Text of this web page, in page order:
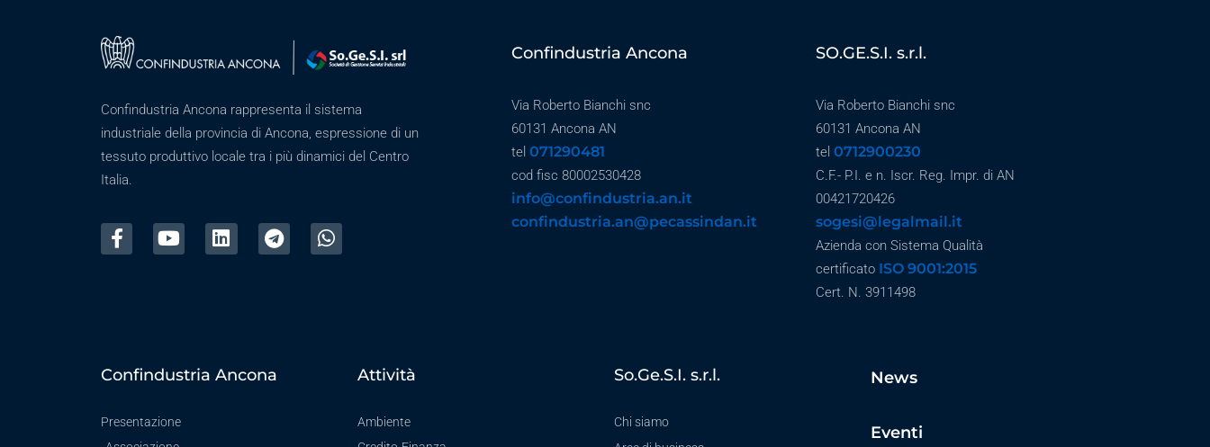
Confindustria Ancona rappresenta il sistema
industriale della provincia di Ancona, espressione di un
tessuto produttivo locale tra i più dinamici del Centro
Italia.
Confindustria Ancona
Via Roberto Bianchi snc
60131 Ancona AN
tel 071290481
cod fisc 80002530428
info@confindustria.an.it
confindustria.an@pecassindan.it
SO.GE.S.I. s.r.l.
Via Roberto Bianchi snc
60131 Ancona AN
tel 0712900230
C.F.- P.I. e n. Iscr. Reg. Impr. di AN
00421720426
sogesi@legalmail.it
Azienda con Sistema Qualità
certificato ISO 9001:2015
Cert. N. 3911498
Confindustria Ancona
Presentazione
Attività
Ambiente
So.Ge.S.I. s.r.l.
Chi siamo
News
Eventi